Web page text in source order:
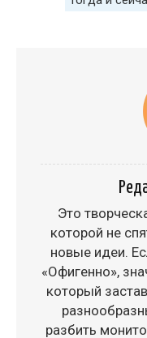
Это
которой не
новые идеи.
«Офигенно»,
который
разбить